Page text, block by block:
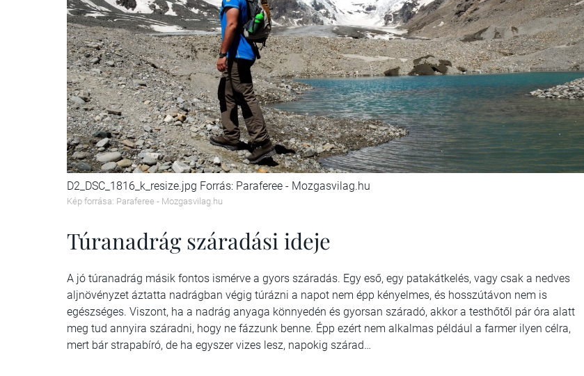
D2_DSC_1816_k_resize.jpg Forrás: Paraferee - Mozgasvilag.hu
Kép forrása: Paraferee - Mozgasvilag.hu
Túranadrág száradási ideje
A jó túranadrág másik fontos ismérve a gyors száradás. Egy eső, egy patakátkelés, vagy csak a nedves
aljnövényzet áztatta nadrágban végig túrázni a napot nem épp kényelmes, és hosszútávon nem is
egészséges. Viszont, ha a nadrág anyaga könnyedén és gyorsan száradó, akkor a testhőtől pár óra alatt
meg tud annyira száradni, hogy ne fázzunk benne. Épp ezért nem alkalmas például a farmer ilyen célra,
mert bár strapabíró, de ha egyszer vizes lesz, napokig szárad…